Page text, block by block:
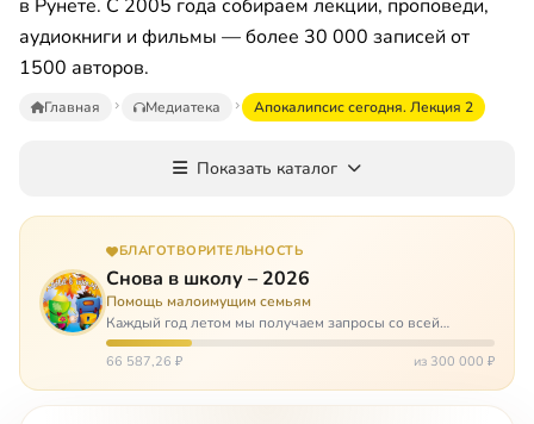
в Рунете. С 2005 года собираем лекции, проповеди,
аудиокниги и фильмы — более 30 000 записей от
1500 авторов.
Главная Медиатека Апокалипсис сегодня. Лекция 2
Показать каталог
БЛАГОТВОРИТЕЛЬНОСТЬ
Снова в школу – 2026
Помощь малоимущим семьям
Каждый год летом мы получаем запросы со всей
России: помогите собраться в школу. Семьи с больными
детьми или родителями, семьи без пап или мам,
66 587,26 ₽ из 300 000 ₽